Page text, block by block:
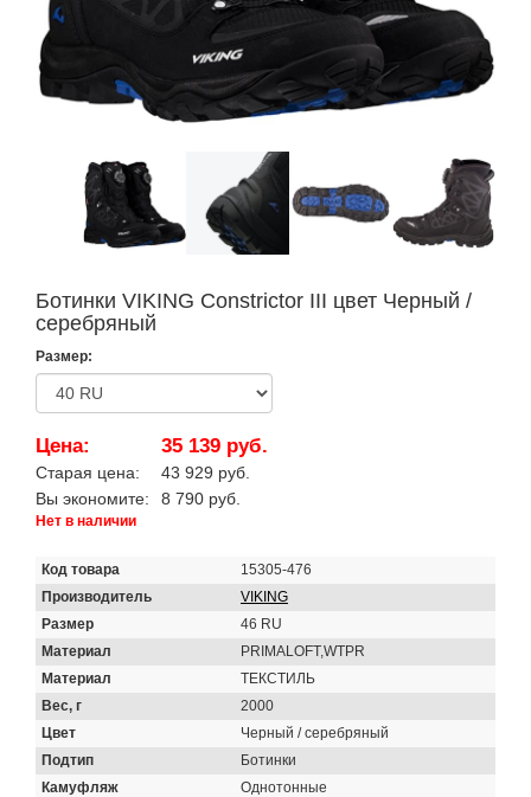
Ботинки VIKING Constrictor III цвет Черный /
серебряный
Размер:
Цена: 35 139 руб.
Старая цена:
43 929 руб.
Вы экономите:
8 790 руб.
Нет в наличии
Код товара
15305-476
Производитель
VIKING
Размер
46 RU
Материал
PRIMALOFT,WTPR
Материал
ТЕКСТИЛЬ
Вес, г
2000
Цвет
Черный / серебряный
Подтип
Ботинки
Камуфляж
Однотонные